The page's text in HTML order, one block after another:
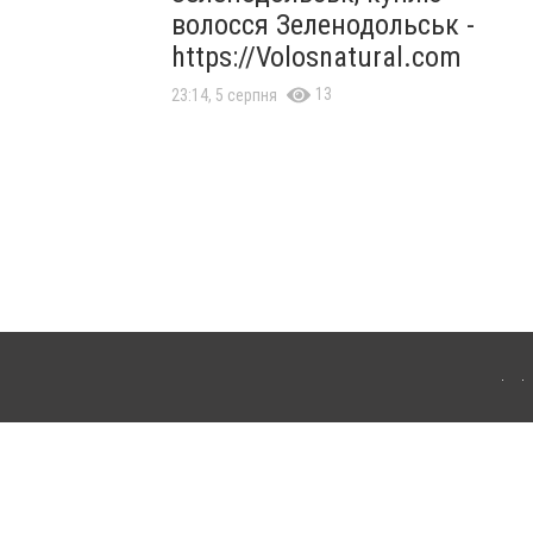
волосся Зеленодольськ -
https://Volosnatural.com
23:14, 5 серпня 13